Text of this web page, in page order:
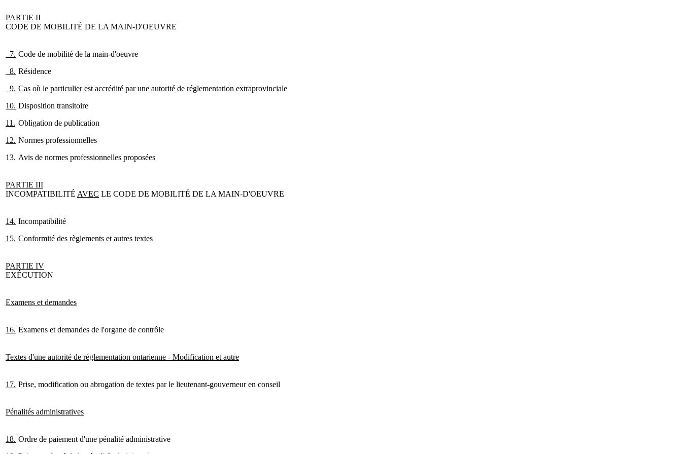
PARTIE II
CODE DE MOBILITÉ DE LA MAIN-D'OEUVRE
7.
8.
9.
10.
11.
12.
13.
Code de mobilité de la main-d'oeuvre
Résidence
Cas où le particulier est accrédité par une autorité de réglementation extraprovinciale
Disposition transitoire
Obligation de publication
Normes professionnelles
Avis de normes professionnelles proposées
PARTIE III
INCOMPATIBILITÉ AVEC LE CODE DE MOBILITÉ DE LA MAIN-D'OEUVRE
14.
15.
Incompatibilité
Conformité des règlements et autres textes
PARTIE IV
EXÉCUTION
Examens et demandes
16. Examens et demandes de l'organe de contrôle
Textes d'une autorité de réglementation ontarienne - Modification et autre
17. Prise, modification ou abrogation de textes par le lieutenant-gouverneur en conseil
Pénalités administratives
18. Ordre de paiement d'une pénalité administrative